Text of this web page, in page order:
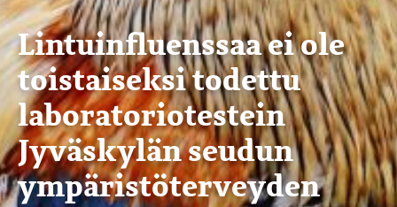
Lintuinfluenssaa ei ole
toistaiseksi todettu
laboratoriotestein
Jyväskylän seudun
ympäristöterveyden